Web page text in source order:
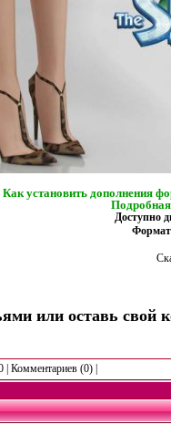
Как установить дополнения
Доступно
или оставь свой
| Комментариев (0) |